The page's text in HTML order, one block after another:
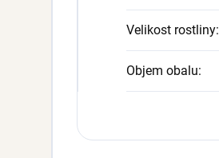
Velikost rostliny:
Objem obalu: